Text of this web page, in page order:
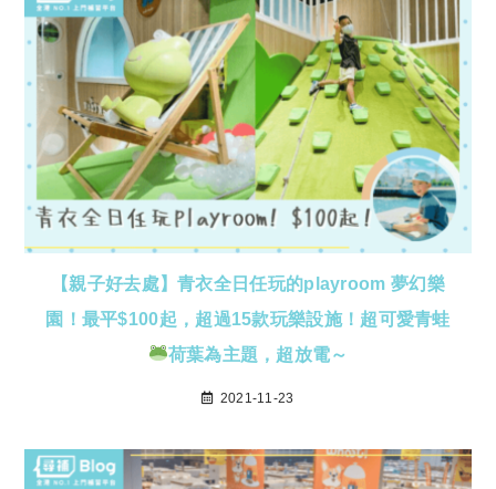
【親子好去處】青衣全日任玩的playroom 夢幻樂
園！最平$100起，超過15款玩樂設施！超可愛青蛙
荷葉為主題，超放電～
2021-11-23